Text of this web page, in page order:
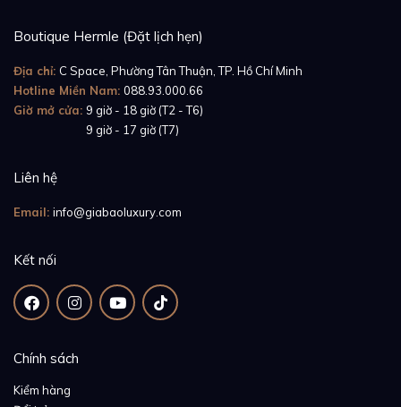
Chống nước, đi mưa, đi bơi hay bất cứ hoạt động nào
dưới nước, chủ nhân hoàn toàn có thể mang theo bên
mình và không phải lo lắng dây sẽ bốc mùi như các
mẫu dây làm từ da cá sấu thật khác.
Rubber B dành cho đồng hồ Patek Philippe Nautilus
chuẩn là 15,5 - 22cm phù hợp với nhiều cỡ cổ tay
Boutique Hermle (Đặt lịch hẹn)
Địa chỉ: C Space, Phường Tân Thuận, TP. Hồ Chí Minh
Hotline Miền Nam: 088.93.000.66
Giờ mở cửa: 9 giờ - 18 giờ (T2 - T6)
9 giờ - 17 giờ (T7)
Liên hệ
Email: info@giabaoluxury.com
Kết nối
Chính sách
Kiểm hàng